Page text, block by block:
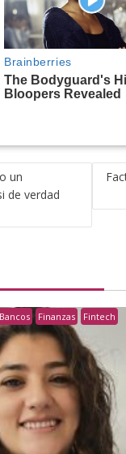
un
de verdad
Bancos Finanzas Fintech